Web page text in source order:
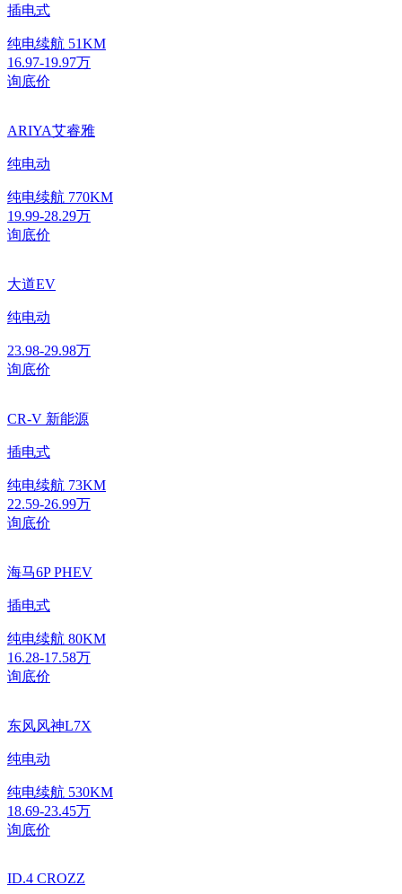
插电式
纯电续航 51KM
16.97-19.97万
询底价
ARIYA艾睿雅
纯电动
纯电续航 770KM
19.99-28.29万
询底价
大道EV
纯电动
23.98-29.98万
询底价
CR-V 新能源
插电式
纯电续航 73KM
22.59-26.99万
询底价
海马6P PHEV
插电式
纯电续航 80KM
16.28-17.58万
询底价
东风风神L7X
纯电动
纯电续航 530KM
18.69-23.45万
询底价
ID.4 CROZZ